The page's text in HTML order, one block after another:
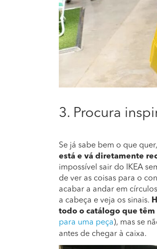
3. Procura
Se já sabe bem o que
está e vá diretamente
impossível sair do IKEA
de ver as coisas para o
acabar a andar em
a cabeça e veja os sinais.
todo o catálogo que têm
para uma peça), mas se
antes de chegar à caixa.